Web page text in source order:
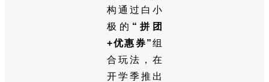
构通过白小
极的 “拼团
+优惠券”组
合玩法，在
开学季推出